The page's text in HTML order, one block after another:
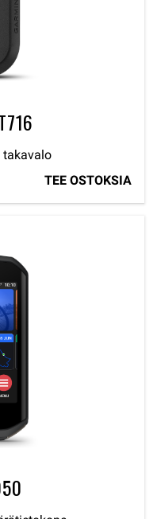
takavalo
TEE OSTOKSIA